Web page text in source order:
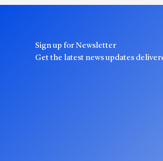
Sign up for Newsletter
Get the latest news updates